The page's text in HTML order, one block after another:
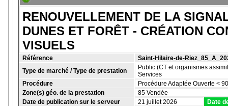
RENOUVELLEMENT DE LA
DUNES ET FORÊT - CRÉATION
VISUELS
Référence
Saint-Hilaire-de-
Type de marché / Type de prestation
Public (CT et organismes
Services
Procédure
Procédure Adaptée Ouverte <
Zone(s) géo. de la prestation
85 Vendée
Date de publication sur le serveur
21 juillet 2026 Date